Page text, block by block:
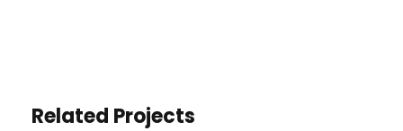
Related Projects